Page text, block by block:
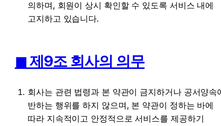
의하며, 회원이 상시 확인할 수 있도록 서비스 내에
고지하고 있습니다.
◼︎ 제9조 회사의 의무
회사는 관련 법령과 본 약관이 금지하거나 공서양속
반하는 행위를 하지 않으며, 본 약관이 정하는 바에
따라 지속적이고 안정적으로 서비스를 제공하기